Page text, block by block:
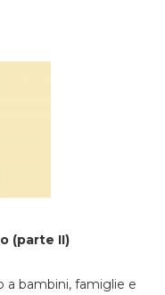
(parte II)
a bambini, famiglie e